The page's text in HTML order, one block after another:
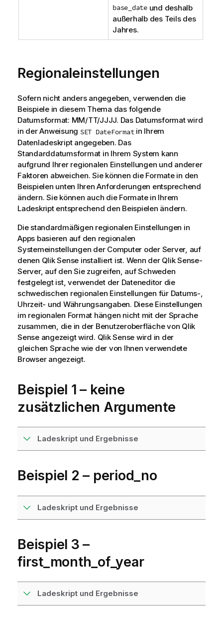
base_dateund deshalb
außerhalb des Teils des
Jahres.
Regionaleinstellungen
Sofern nicht anders angegeben, verwenden die
Beispiele in diesem Thema das folgende
Datumsformat: MM/TT/JJJJ. Das Datumsformat wird
in der Anweisung SET DateFormatin Ihrem
Datenladeskript angegeben. Das
Standarddatumsformat in Ihrem System kann
aufgrund Ihrer regionalen Einstellungen und anderer
Faktoren abweichen. Sie können die Formate in den
Beispielen unten Ihren Anforderungen entsprechend
ändern. Sie können auch die Formate in Ihrem
Ladeskript entsprechend den Beispielen ändern.
Die standardmäßigen regionalen Einstellungen in
Apps basieren auf den regionalen
Systemeinstellungen der Computer oder Server, auf
denen Qlik Sense installiert ist. Wenn der Qlik Sense-
Server, auf den Sie zugreifen, auf Schweden
festgelegt ist, verwendet der Dateneditor die
schwedischen regionalen Einstellungen für Datums-,
Uhrzeit- und Währungsangaben. Diese Einstellungen
im regionalen Format hängen nicht mit der Sprache
zusammen, die in der Benutzeroberfläche von Qlik
Senseangezeigt wird. Qlik Sense wird in der
gleichen Sprache wie der von Ihnen verwendete
Browser angezeigt.
Beispiel 1 – keine
zusätzlichen Argumente
Ladeskript und Ergebnisse
Beispiel 2 – period_no
Ladeskript und Ergebnisse
Beispiel 3 –
first_month_of_year
Ladeskript und Ergebnisse